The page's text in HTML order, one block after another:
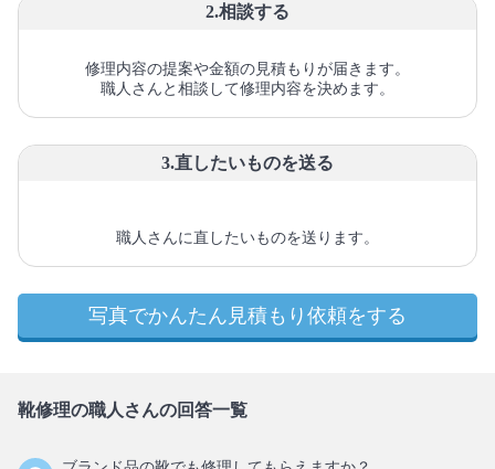
2.相談する
修理内容の提案や金額の見積もりが届きます。
職人さんと相談して修理内容を決めます。
3.直したいものを送る
職人さんに直したいものを送ります。
写真でかんたん見積もり依頼をする
靴修理の職人さんの回答一覧